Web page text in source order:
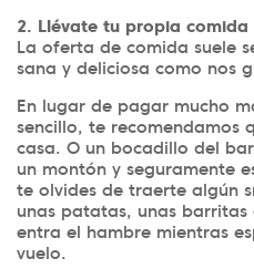
2. Llévate tu propia comida
La oferta de comida suele
sana y deliciosa como nos
En lugar de pagar mucho
sencillo, te recomendamos
casa. O un bocadillo del
un montón y seguramente
te olvides de traerte algún
unas patatas, unas
entra el hambre mientras
vuelo.